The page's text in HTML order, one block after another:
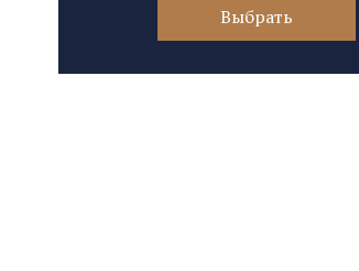
Выбрать